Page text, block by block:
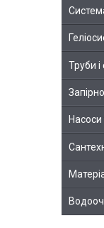
Труби і
Насоси